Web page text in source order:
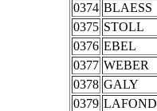
0374 BLAESS
0375 STOLL
0376 EBEL
0377 WEBER
0378 GALY
0379 LAFOND